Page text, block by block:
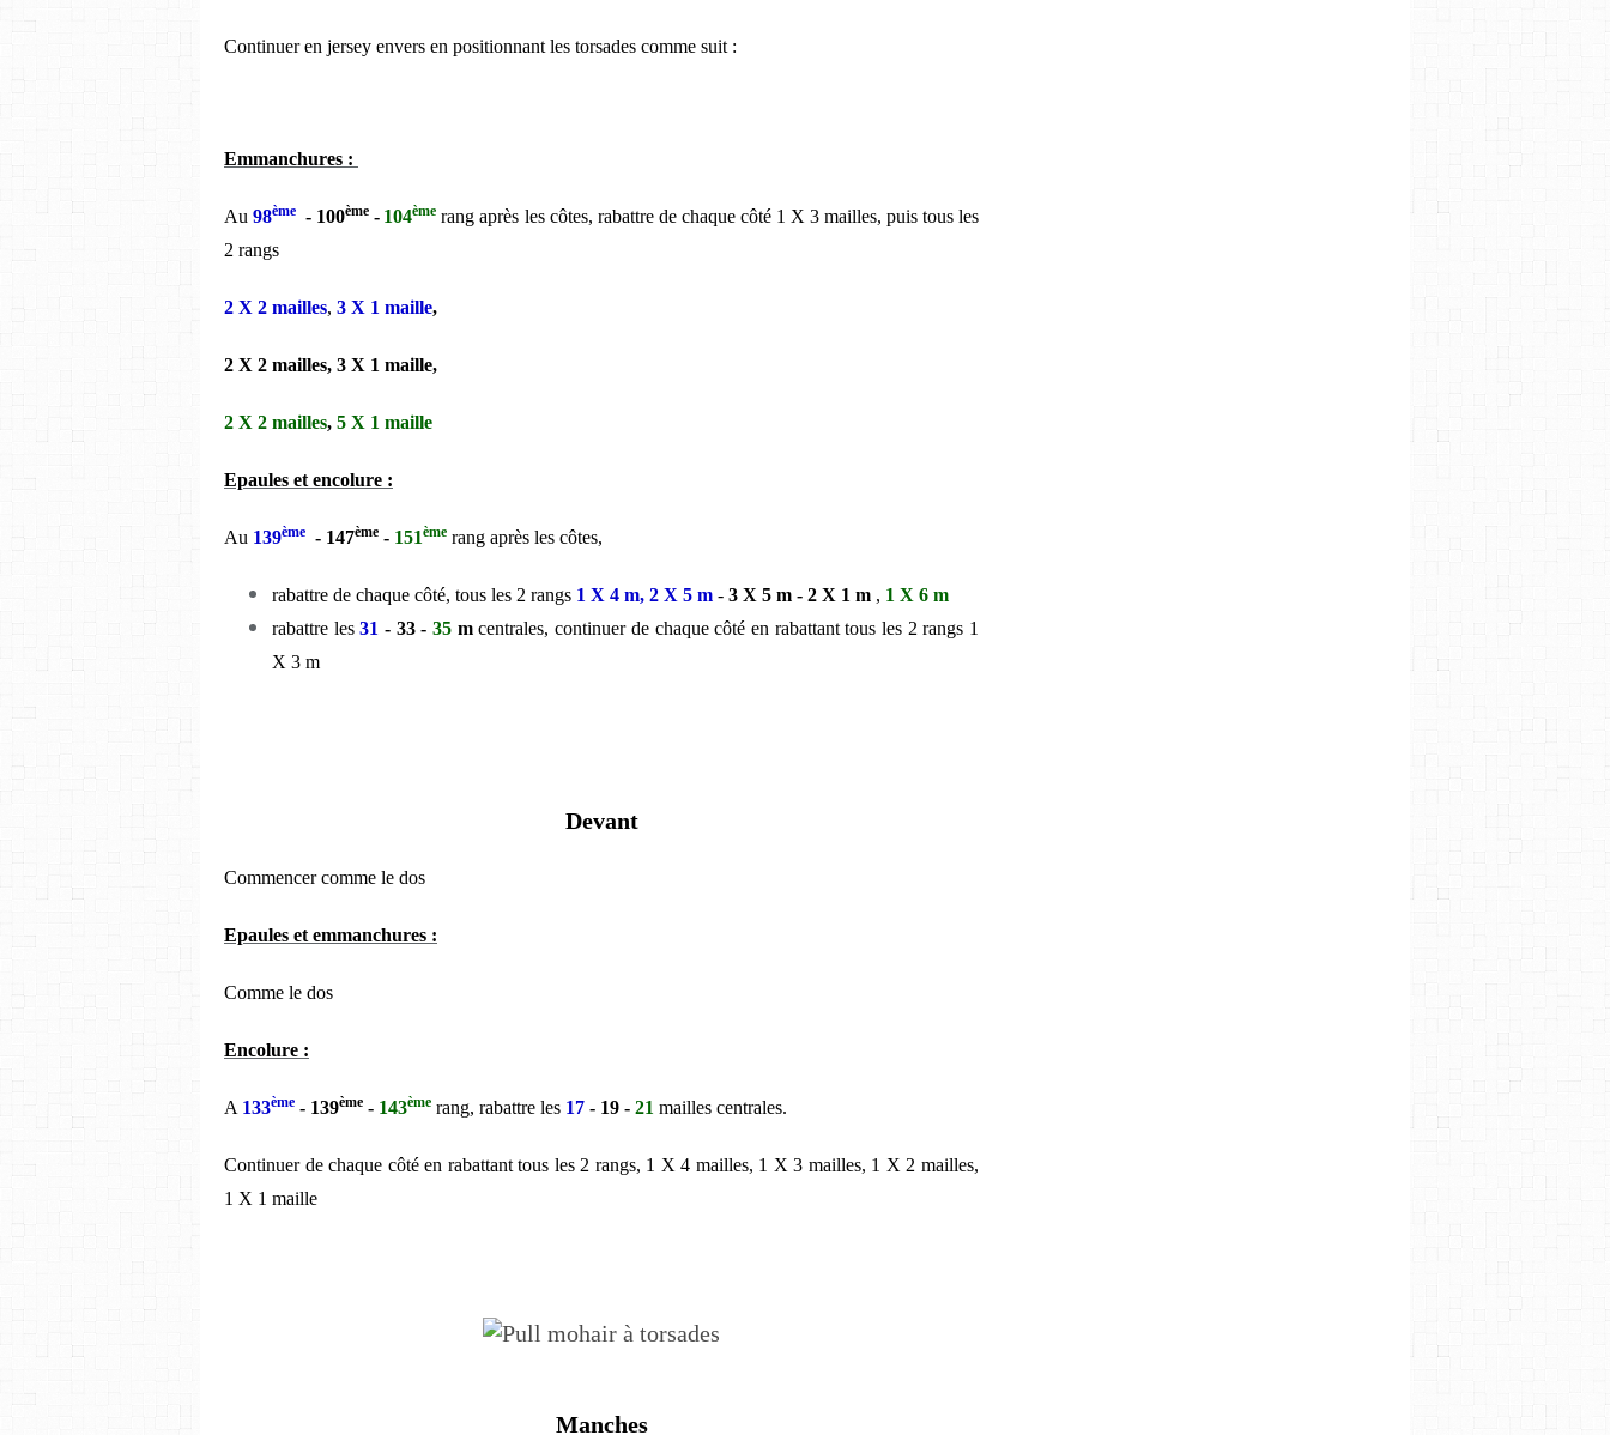
Continuer en jersey envers en positionnant les torsades comme suit :
Emmanchures :
Au98ème - 100ème - 104ème rang après les côtes, rabattre de chaque côté 1 X 3 mailles, puis tous les
2 rangs
2 X 2 mailles, 3 X 1 maille,
2 X 2 mailles, 3 X 1 maille,
2 X 2 mailles, 5 X 1 maille
Epaules et encolure :
Au 139ème - 147ème - 151ème rang après les côtes,
rabattre de chaque côté, tous les 2 rangs 1 X 4 m, 2 X 5 m - 3 X 5 m - 2 X 1 m , 1 X 6 m
rabattre les31 - 33 -35 mcentrales, continuer de chaque côté en rabattant tous les 2 rangs 1
X 3 m
Devant
Commencer comme le dos
Epaules et emmanchures :
Comme le dos
Encolure :
A 133ème - 139ème - 143ème rang, rabattre les 17 - 19 - 21 mailles centrales.
Continuer de chaque côté en rabattant tous les 2 rangs, 1 X 4 mailles, 1 X 3 mailles, 1 X 2 mailles,
1 X 1 maille
Manches